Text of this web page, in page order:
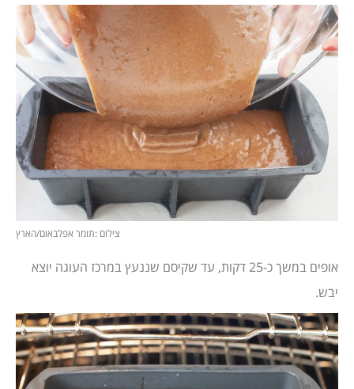
צילום :תומר אפלבאום/הארץ
אופים במשך כ-25 דקות, עד שקיסם שננעץ במרכז העוגה יוצא
יבש.